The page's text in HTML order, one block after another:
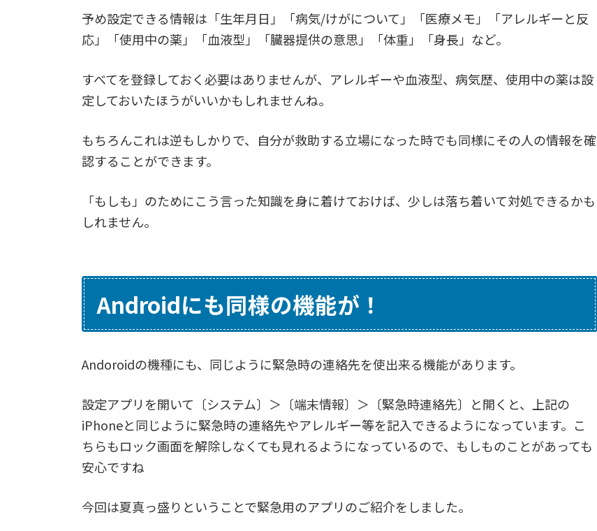
予め設定できる情報は「生年月日」「病気/けがについて」「医療メモ」「アレルギーと反
応」「使用中の薬」「血液型」「臓器提供の意思」「体重」「身長」など。
すべてを登録しておく必要はありませんが、アレルギーや血液型、病気歴、使用中の薬は設
定しておいたほうがいいかもしれませんね。
もちろんこれは逆もしかりで、自分が救助する立場になった時でも同様にその人の情報を確
認することができます。
「もしも」のためにこう言った知識を身に着けておけば、少しは落ち着いて対処できるかも
しれません。
Androidにも同様の機能が！
Andoroidの機種にも、同じように緊急時の連絡先を使出来る機能があります。
設定アプリを開いて〔システム〕＞〔端末情報〕＞〔緊急時連絡先〕と開くと、上記の
iPhoneと同じように緊急時の連絡先やアレルギー等を記入できるようになっています。こ
ちらもロック画面を解除しなくても見れるようになっているので、もしものことがあっても
安心ですね
今回は夏真っ盛りということで緊急用のアプリのご紹介をしました。